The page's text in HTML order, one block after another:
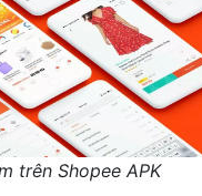
trên Shopee APK